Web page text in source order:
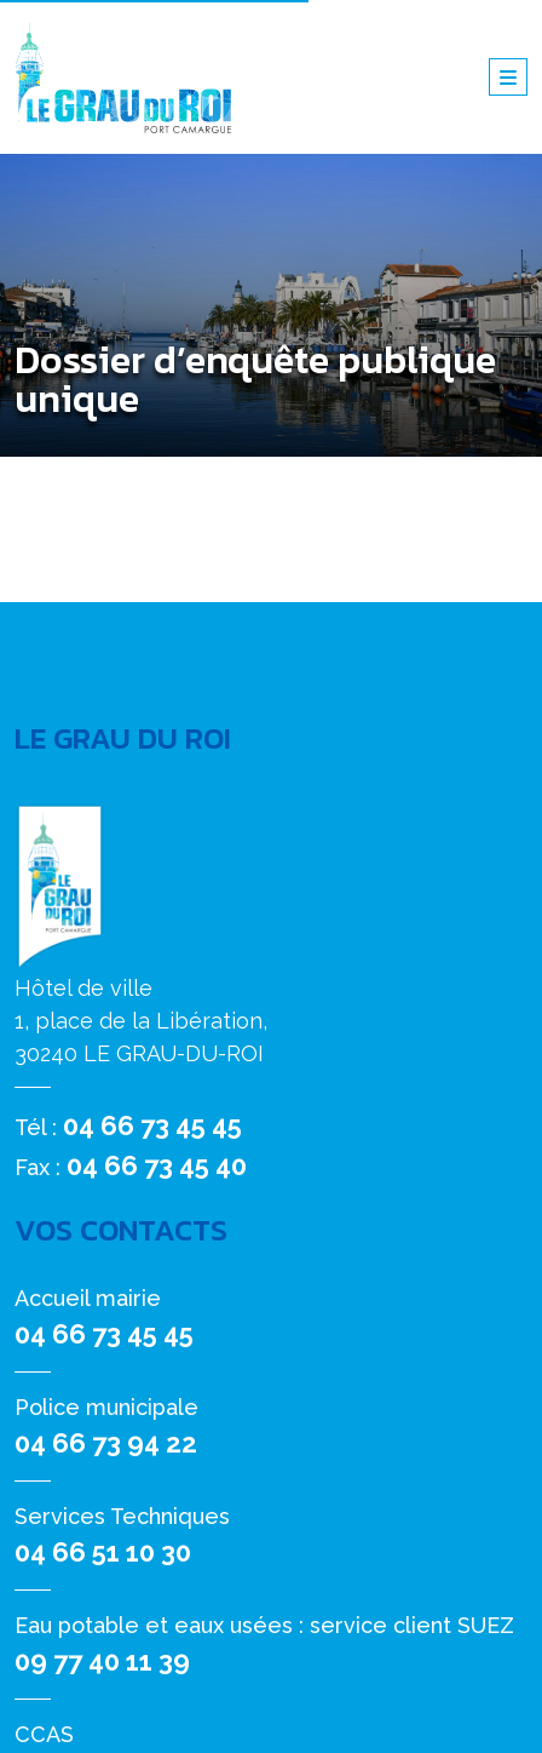
Dossier d’enquête publique
unique
LE GRAU DU ROI
Hôtel de ville
1, place de la Libération,
30240 LE GRAU-DU-ROI
Tél : 04 66 73 45 45
Fax : 04 66 73 45 40
VOS CONTACTS
Accueil mairie
04 66 73 45 45
Police municipale
04 66 73 94 22
Services Techniques
04 66 51 10 30
Eau potable et eaux usées : service client SUEZ
09 77 40 11 39
CCAS